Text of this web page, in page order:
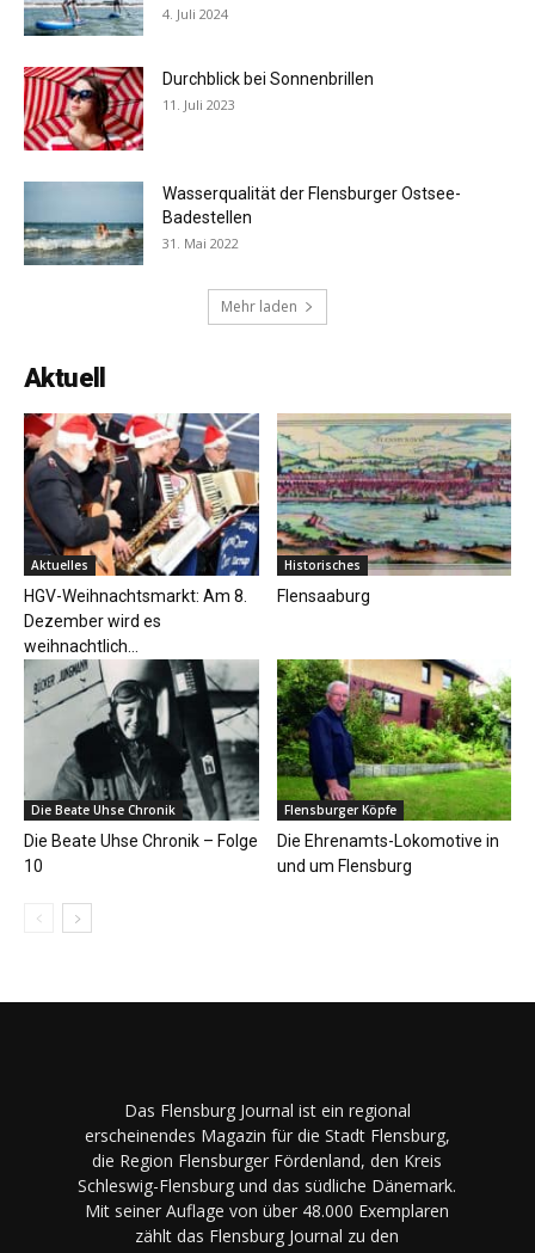
4. Juli 2024
Durchblick bei Sonnenbrillen
11. Juli 2023
Wasserqualität der Flensburger Ostsee-
Badestellen
31. Mai 2022
Mehr laden
Aktuell
Aktuelles
HGV-Weihnachtsmarkt: Am 8.
Dezember wird es
weihnachtlich…
Historisches
Flensaaburg
Die Beate Uhse Chronik
Die Beate Uhse Chronik – Folge
10
Flensburger Köpfe
Die Ehrenamts-Lokomotive in
und um Flensburg
Das Flensburg Journal ist ein regional
erscheinendes Magazin für die Stadt Flensburg,
die Region Flensburger Fördenland, den Kreis
Schleswig-Flensburg und das südliche Dänemark.
Mit seiner Auflage von über 48.000 Exemplaren
zählt das Flensburg Journal zu den